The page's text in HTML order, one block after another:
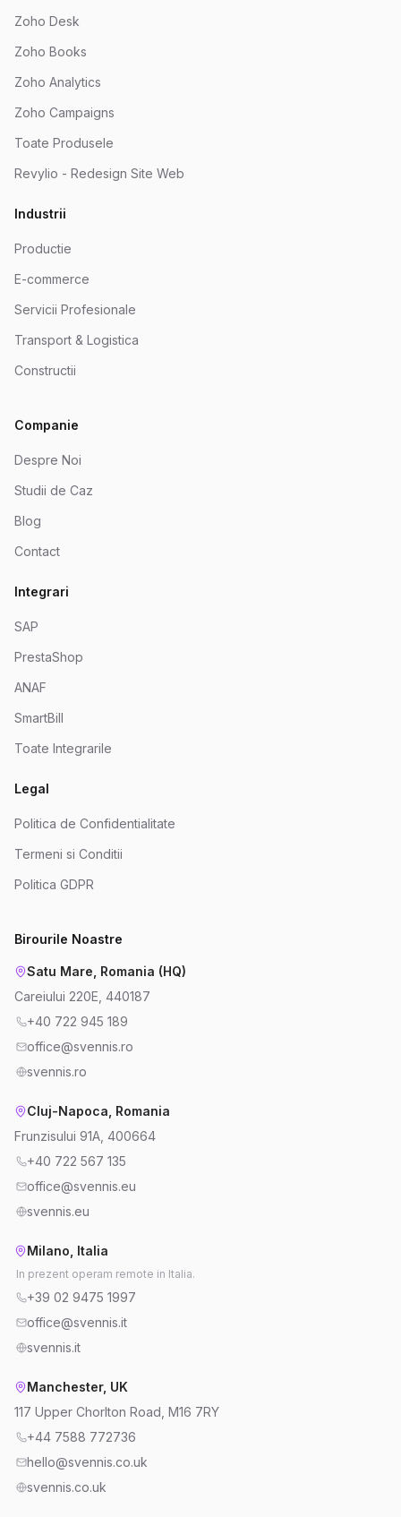
Zoho Desk
Zoho Books
Zoho Analytics
Zoho Campaigns
Toate Produsele
Revylio - Redesign Site Web
Industrii
Productie
E-commerce
Servicii Profesionale
Transport & Logistica
Constructii
Companie
Despre Noi
Studii de Caz
Blog
Contact
Integrari
SAP
PrestaShop
ANAF
SmartBill
Toate Integrarile
Legal
Politica de Confidentialitate
Termeni si Conditii
Politica GDPR
Birourile Noastre
Satu Mare, Romania (HQ)
Careiului 220E, 440187
+40 722 945 189
office@svennis.ro
svennis.ro
Cluj-Napoca, Romania
Frunzisului 91A, 400664
+40 722 567 135
office@svennis.eu
svennis.eu
Milano, Italia
In prezent operam remote in Italia.
+39 02 9475 1997
office@svennis.it
svennis.it
Manchester, UK
117 Upper Chorlton Road, M16 7RY
+44 7588 772736
hello@svennis.co.uk
svennis.co.uk